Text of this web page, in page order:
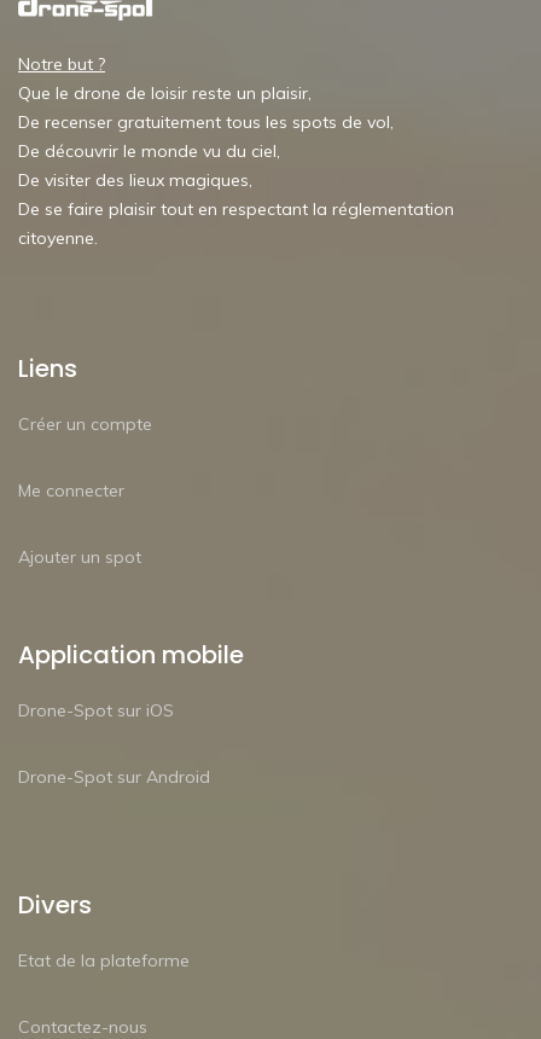
Notre but ?
Que le drone de loisir reste un plaisir,
De recenser gratuitement tous les spots de vol,
De découvrir le monde vu du ciel,
De visiter des lieux magiques,
De se faire plaisir tout en respectant la réglementation
citoyenne.
Liens
Créer un compte
Me connecter
Ajouter un spot
Application mobile
Drone-Spot sur iOS
Drone-Spot sur Android
Divers
Etat de la plateforme
Contactez-nous